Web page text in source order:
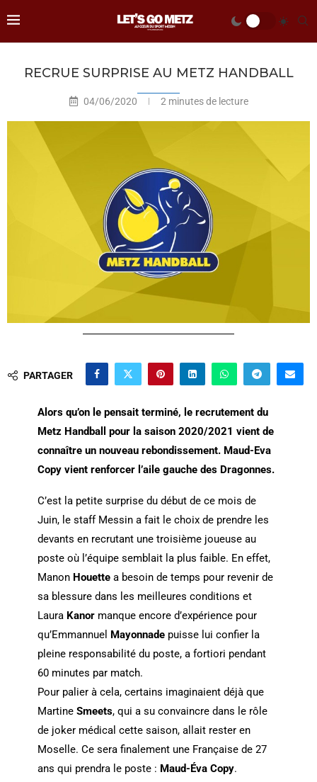
RECRUE SURPRISE AU METZ HANDBALL
04/06/2020 2 minutes de lecture
PARTAGER
Alors qu’on le pensait terminé, le recrutement du
Metz Handball pour la saison 2020/2021 vient de
connaître un nouveau rebondissement. Maud-Eva
Copy vient renforcer l’aile gauche des Dragonnes.
C’est la petite surprise du début de ce mois de
Juin, le staff Messin a fait le choix de prendre les
devants en recrutant une troisième joueuse au
poste où l’équipe semblait la plus faible. En effet,
Manon Houette a besoin de temps pour revenir de
sa blessure dans les meilleures conditions et
Laura Kanor manque encore d’expérience pour
qu’Emmannuel
Mayonnade puisse lui confier la
pleine responsabilité du poste, a fortiori pendant
60 minutes par match.
Pour palier à cela, certains imaginaient déjà que
Martine Smeets, qui a su convaincre dans le rôle
de joker médical cette saison, allait rester en
Moselle. Ce sera finalement une Française de 27
ans qui prendra le poste : Maud-Éva Copy.